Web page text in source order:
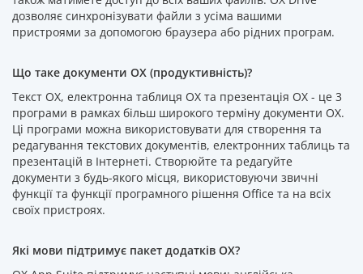
дозволяє синхронізувати файли з усіма вашими
пристроями за допомогою браузера або рідних програм.
Що таке документи OX (продуктивність)?
Текст OX, електронна таблиця OX та презентація OX - це 3
програми в рамках більш широкого терміну документи OX.
Ці програми можна використовувати для створення та
редагування текстових документів, електронних таблиць та
презентацій в Інтернеті. Створюйте та редагуйте
документи з будь-якого місця, використовуючи звичні
функції та функції програмного рішення Office та на всіх
своїх пристроях.
Які мови підтримує пакет додатків OX?